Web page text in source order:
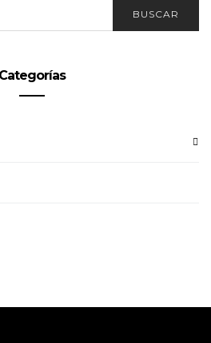
BUSCAR
Categorías